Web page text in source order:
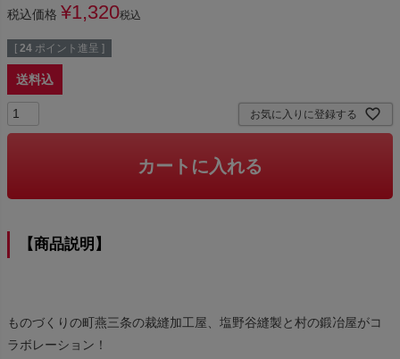
税込価格 ¥1,320税込
[ 24 ポイント進呈 ]
送料込
お気に入りに登録する
カートに入れる
【商品説明】
ものづくりの町燕三条の裁縫加工屋、塩野谷縫製と村の鍛冶屋がコ
ラボレーション！